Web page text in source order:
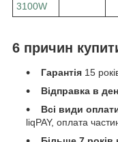
3100W
6 причин
Гарантія 15
Відправка в
Всі види
liqPAY, оплата